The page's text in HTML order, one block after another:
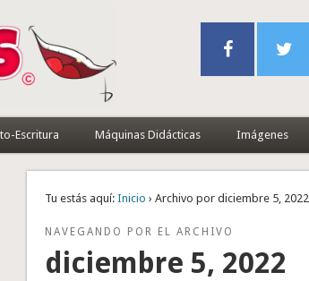
Escritura Máquinas Didácticas Imágenes
Tu estás aquí: Inicio › Archivo por diciembre 5, 2022
NAVEGANDO POR EL ARCHIVO
diciembre 5, 2022